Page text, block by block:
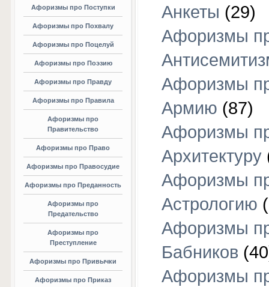
Афоризмы про Поступки
Афоризмы про Похвалу
Афоризмы про Поцелуй
Афоризмы про Поэзию
Афоризмы про Правду
Афоризмы про Правила
Афоризмы про
Правительство
Афоризмы про Право
Афоризмы про Правосудие
Афоризмы про Преданность
Афоризмы про
Предательство
Афоризмы про
Преступление
Афоризмы про Привычки
Афоризмы про Приказ
Анкеты (29)
Афоризмы
Афоризмы
Армию (87)
Афоризмы
Архитектуру
Афоризмы
Астрологию
Афоризмы
Бабников
Афоризмы